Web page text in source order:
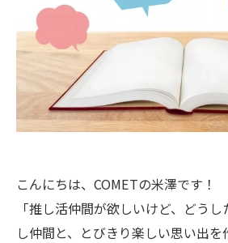
こんにちは、COMETの米澤です！
「推し活仲間が欲しいけど、どう
し仲間と、とびきり楽しい思い出を